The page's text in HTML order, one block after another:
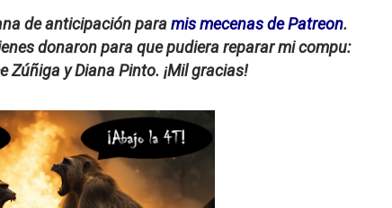
para el fin del mundo
marxista?
de anticipación paramis mecenas de Patreon.
donaron para que pudiera reparar mi compu:
Zúñiga y Diana Pinto. ¡Mil gracias!